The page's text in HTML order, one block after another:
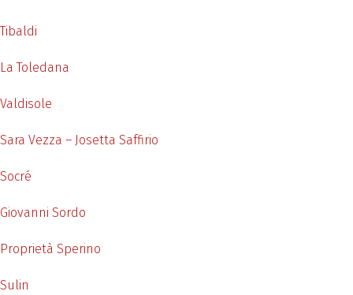
Tibaldi
La Toledana
Valdisole
Sara Vezza – Josetta Saffirio
Socré
Giovanni Sordo
Proprietà Sperino
Sulin